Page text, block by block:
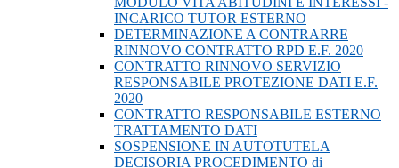
INCARICO TUTOR ESTERNO
DETERMINAZIONE A CONTRARRE
RINNOVO CONTRATTO RPD E.F. 2020
CONTRATTO RINNOVO SERVIZIO
RESPONSABILE PROTEZIONE DATI E.F.
2020
CONTRATTO RESPONSABILE ESTERNO
TRATTAMENTO DATI
SOSPENSIONE IN AUTOTUTELA
DECISORIA PROCEDIMENTO di